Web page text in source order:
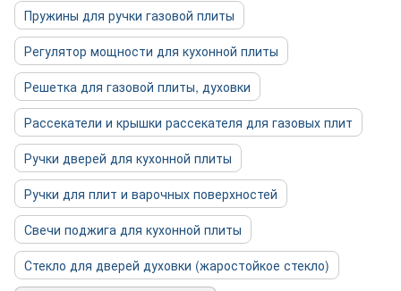
Пружины для ручки газовой плиты
Регулятор мощности для кухонной плиты
Решетка для газовой плиты, духовки
Рассекатели и крышки рассекателя для газовых плит
Ручки дверей для кухонной плиты
Ручки для плит и варочных поверхностей
Свечи поджига для кухонной плиты
Стекло для дверей духовки (жаростойкое стекло)